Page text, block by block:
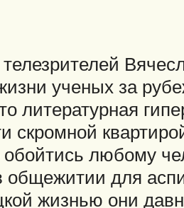
ученых за
литературная
скромной
любому
общежитии для
жизнью они